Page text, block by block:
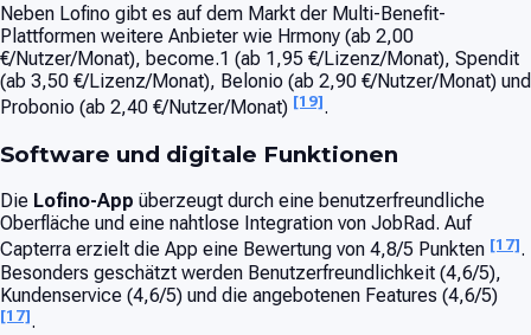
Neben Lofino gibt es auf dem Markt der Multi-Benefit-
Plattformen weitere Anbieter wie Hrmony (ab 2,00
€/Nutzer/Monat), become.1 (ab 1,95 €/Lizenz/Monat), Spendit
(ab 3,50 €/Lizenz/Monat), Belonio (ab 2,90 €/Nutzer/Monat) und
Probonio (ab 2,40 €/Nutzer/Monat) [19].
Software und digitale Funktionen
Die Lofino-App überzeugt durch eine benutzerfreundliche
Oberfläche und eine nahtlose Integration von JobRad. Auf
Capterra erzielt die App eine Bewertung von 4,8/5 Punkten [17].
Besonders geschätzt werden Benutzerfreundlichkeit (4,6/5),
Kundenservice (4,6/5) und die angebotenen Features (4,6/5)
[17].